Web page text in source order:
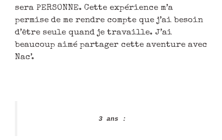
sera PERSONNE. Cette expérience m’a
permise de me rendre compte que j’ai besoin
d’être seule quand je travaille. J’ai
beaucoup aimé partager cette aventure avec
Nac’.
3 ans :